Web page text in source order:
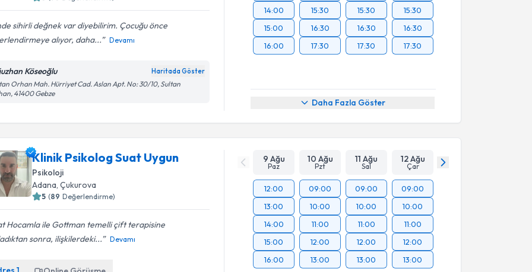
sihirli değnek var diyebilirim. Çocuğu önce
alıyor, daha...
Devamı
Köseoğlu Haritada Göster
Orhan Mah. Hürriyet Cad. Aslan Apt. No: 30/10, Sultan
41400 Gebze
14:00
15:00
16:00
15:30
16:30
17:30
15:30
16:30
17:30
15:30
16:30
17:30
Daha Fazla Göster
Klinik Psikolog Suat Uygun
Psikoloji
Adana, Çukurova
5 (89 Değerlendirme)
Hocamla ile Gottman temelli çift terapisine
sonra, ilişkilerdeki...
Devamı
9 Ağu
Paz
10 Ağu
Pzt
11 Ağu
Sal
12 Ağu
Çar
12:00
13:00
14:00
15:00
16:00
09:00
10:00
11:00
12:00
13:00
09:00
10:00
11:00
12:00
13:00
09:00
10:00
11:00
12:00
13:00